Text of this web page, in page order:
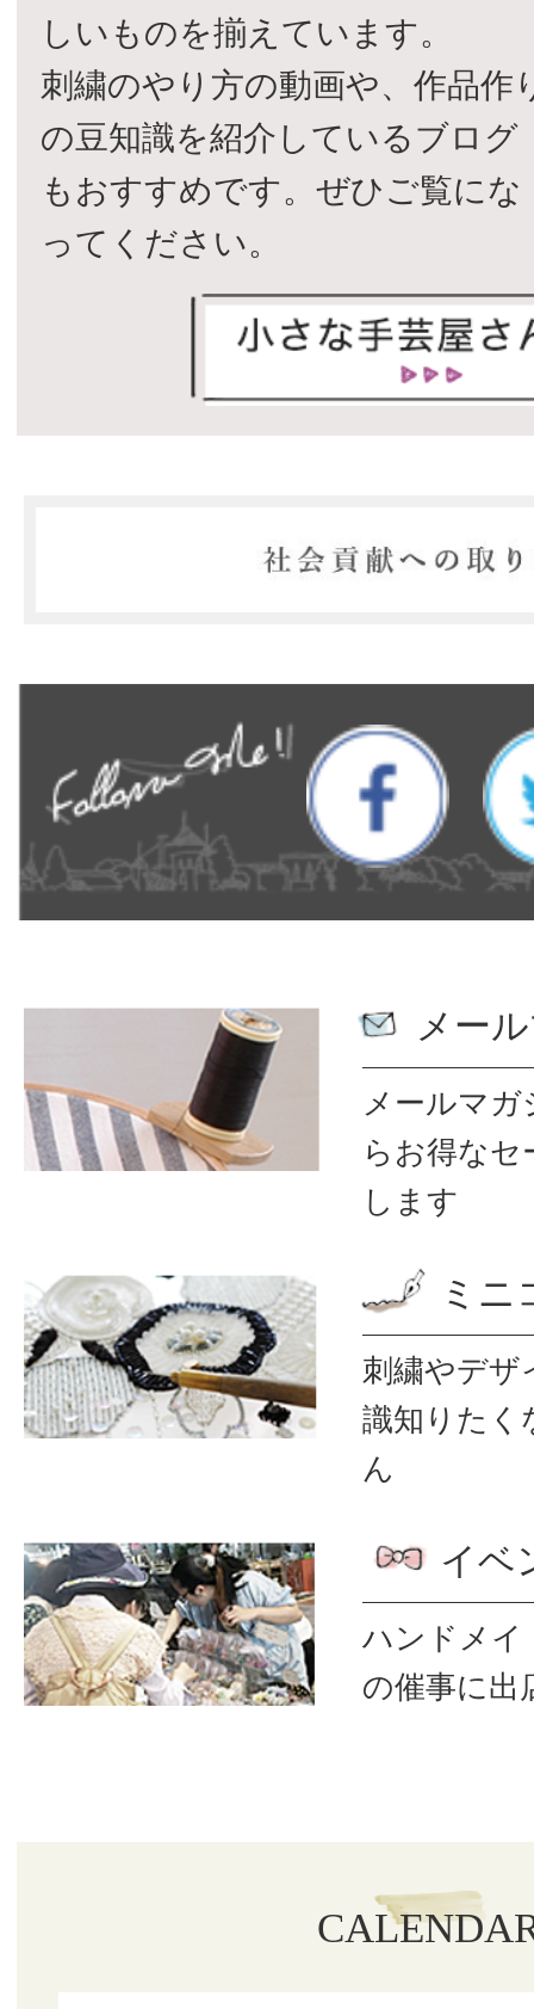
しいものを揃えています。
刺繍のやり方の動画や、作品作
の豆知識を紹介しているブログ
もおすすめです。ぜひご覧にな
ってください。
メー
メールマ
ら お得なセ
します
ミニ
刺繍やデザ
識知りたく
ん
イベ
ハンドメイ
の催事に出